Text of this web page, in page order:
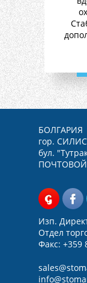
БОЛГАРИЯ
гор.
бул.
ПОЧТОВОЙ
Изп.
Отдел
Факс: +359
sales@